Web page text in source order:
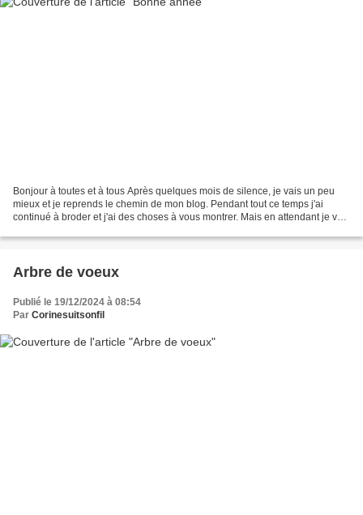
Bonjour à toutes et à tous Après quelques mois de silence, je vais un peu
mieux et je reprends le chemin de mon blog. Pendant tout ce temps j'ai
continué à broder et j'ai des choses à vous montrer. Mais en attendant je vais
Arbre de voeux
Publié le 19/12/2024 à 08:54
Par Corinesuitsonfil